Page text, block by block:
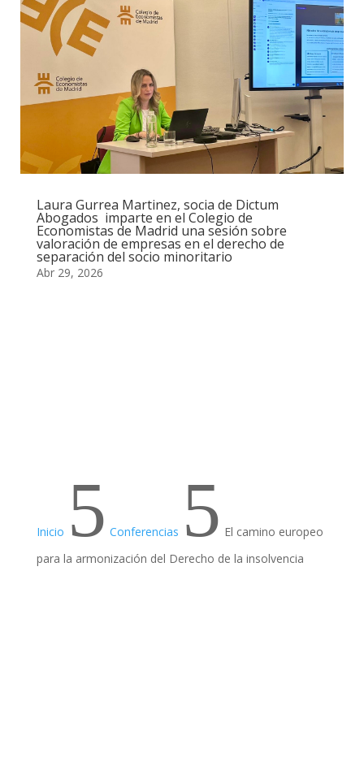
Laura Gurrea Martinez, socia de Dictum
Abogados imparte en el Colegio de
Economistas de Madrid una sesión sobre
valoración de empresas en el derecho de
separación del socio minoritario
Abr 29, 2026
Inicio 5 Conferencias 5 El camino europeo
para la armonización del Derecho de la insolvencia